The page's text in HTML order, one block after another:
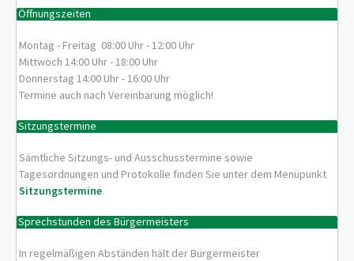
Öffnungszeiten
Montag - Freitag 08:00 Uhr - 12:00 Uhr
Mittwoch 14:00 Uhr - 18:00 Uhr
Donnerstag 14:00 Uhr - 16:00 Uhr
Termine auch nach Vereinbarung möglich!
Sitzungstermine
Sämtliche Sitzungs- und Ausschusstermine sowie
Tagesordnungen und Protokolle finden Sie unter dem Menüpunkt
Sitzungstermine.
Sprechstunden des Bürgermeisters
In regelmäßigen Abständen hält der Bürgermeister